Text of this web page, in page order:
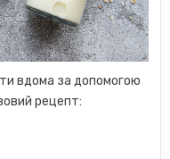
вдома за допомогою
рецепт: